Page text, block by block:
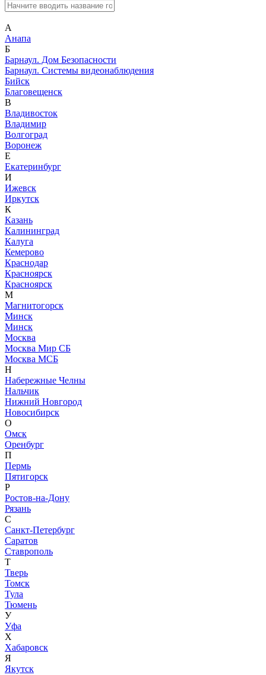
А
Анапа
Б
Барнаул. Дом Безопасности
Барнаул. Системы видеонаблюдения
Бийск
Благовещенск
В
Владивосток
Владимир
Волгоград
Воронеж
Е
Екатеринбург
И
Ижевск
Иркутск
К
Казань
Калининград
Калуга
Кемерово
Краснодар
Красноярск
Красноярск
М
Магнитогорск
Минск
Минск
Москва
Москва Мир СБ
Москва МСБ
Н
Набережные Челны
Нальчик
Нижний Новгород
Новосибирск
О
Омск
Оренбург
П
Пермь
Пятигорск
Р
Ростов-на-Дону
Рязань
С
Санкт-Петербург
Саратов
Ставрополь
Т
Тверь
Томск
Тула
Тюмень
У
Уфа
Х
Хабаровск
Я
Якутск